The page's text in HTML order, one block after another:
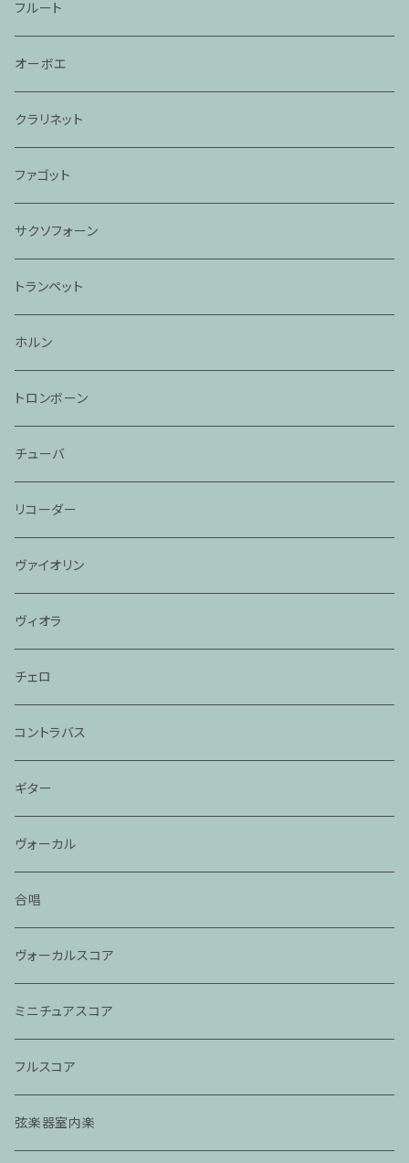
フルート
オーボエ
クラリネット
ファゴット
サクソフォーン
トランペット
ホルン
トロンボーン
チューバ
リコーダー
ヴァイオリン
ヴィオラ
チェロ
コントラバス
ギター
ヴォーカル
合唱
ヴォーカルスコア
ミニチュアスコア
フルスコア
弦楽器室内楽